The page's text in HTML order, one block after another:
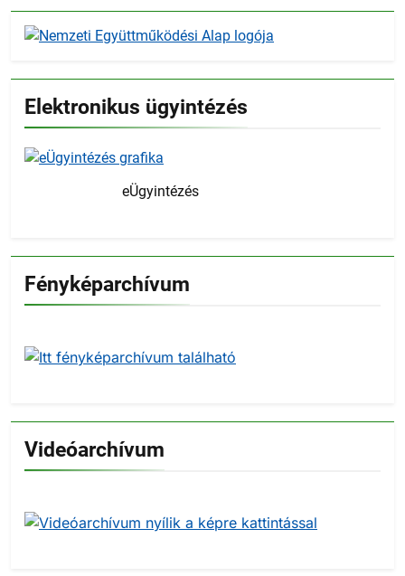
Elektronikus ügyintézés
eÜgyintézés
Fényképarchívum
Videóarchívum